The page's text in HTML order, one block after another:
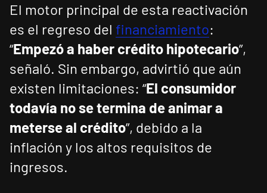
El motor principal de esta reactivación
es el regreso del financiamiento:
“Empezó a haber crédito hipotecario”,
señaló. Sin embargo, advirtió que aún
existen limitaciones: “El consumidor
todavía no se termina de animar a
meterse al crédito”, debido a la
inflación y los altos requisitos de
ingresos.